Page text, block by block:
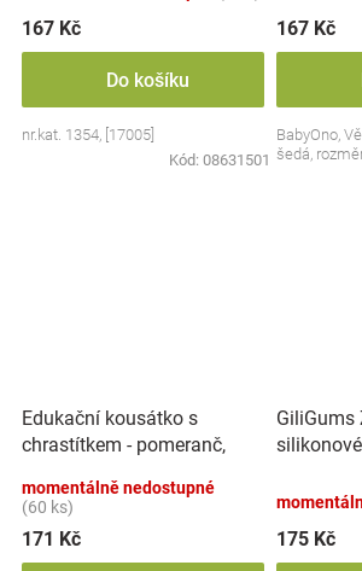
167 Kč
Do košíku
nr.kat. 1354, [17005]
Kód: 08631501
167 Kč
BabyOno,
šedá,
Edukační kousátko s
chrastítkem - pomeranč,
momentálně nedostupné
(60 ks)
171 Kč 175 Kč